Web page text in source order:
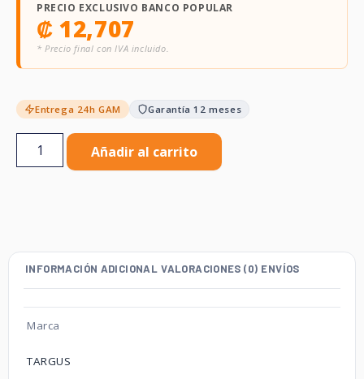
PRECIO EXCLUSIVO BANCO POPULAR
₡ 12,707
* Precio final con IVA incluido.
Entrega 24h GAM Garantía 12 meses
Añadir al carrito
INFORMACIÓN ADICIONAL VALORACIONES (0) ENVÍOS
Marca
TARGUS